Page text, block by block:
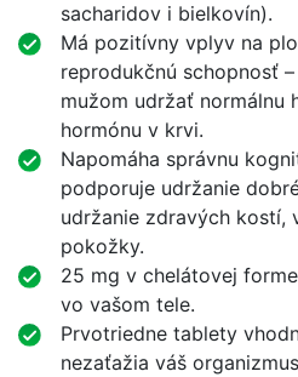
sacharidov i bielkovín).
Má pozitívny vplyv na
reprodukčnú schopnosť
mužom udržať normálnu
hormónu v krvi.
Napomáha správnu
podporuje udržanie
udržanie zdravých kostí,
pokožky.
25 mg v chelátovej
vo vašom tele.
Prvotriedne tablety
nezaťažia váš